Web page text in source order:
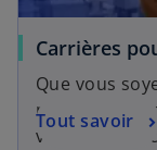
Carrières
Que vous
maîtrise ou
vous
Tout savoir